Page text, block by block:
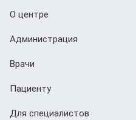
О центре
Администрация
Врачи
Пациенту
Для специалистов